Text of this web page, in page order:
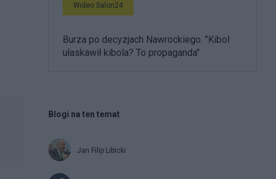
Wideo Salon24
Burza po decyzjach Nawrockiego. "Kibol
ułaskawił kibola? To propaganda"
Blogi na ten temat
Jan Filip Libicki